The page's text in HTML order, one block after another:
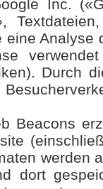
Inc.
Analyse
Durch
Beacons
werden
dort